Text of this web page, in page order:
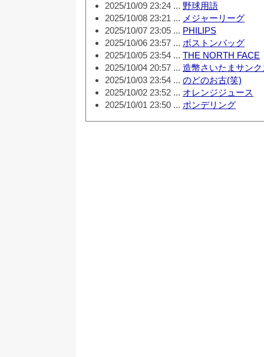
2025/10/09 23:24 ... 野球用語
2025/10/08 23:21 ... メジャーリーグ
2025/10/07 23:05 ... PHILIPS
2025/10/06 23:57 ... ボストンバッグ
2025/10/05 23:54 ... THE NORTH FACE
2025/10/04 20:57 ... 造幣さいたまサン
2025/10/03 23:54 ... のどのお古(笑)
2025/10/02 23:52 ... オレンジジュース
2025/10/01 23:50 ... ポンデリング